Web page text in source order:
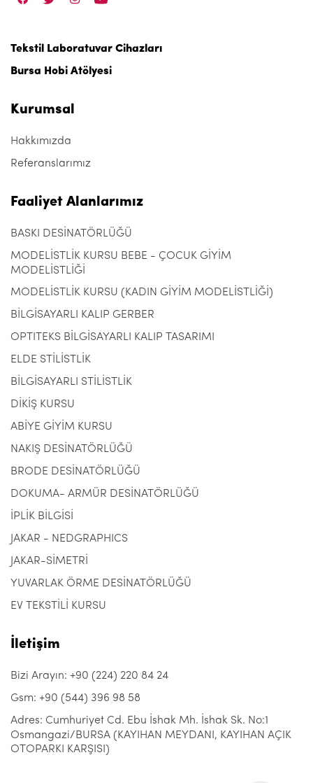
Tekstil Laboratuvar Cihazları
Bursa Hobi Atölyesi
Kurumsal
Hakkımızda
Referanslarımız
Faaliyet Alanlarımız
BASKI DESİNATÖRLÜĞÜ
MODELİSTLİK KURSU BEBE - ÇOCUK GİYİM
MODELİSTLİĞİ
MODELİSTLİK KURSU (KADIN GİYİM MODELİSTLİĞİ)
BİLGİSAYARLI KALIP GERBER
OPTITEKS BİLGİSAYARLI KALIP TASARIMI
ELDE STİLİSTLİK
BİLGİSAYARLI STİLİSTLİK
DİKİŞ KURSU
ABİYE GİYİM KURSU
NAKIŞ DESİNATÖRLÜĞÜ
BRODE DESİNATÖRLÜĞÜ
DOKUMA- ARMÜR DESİNATÖRLÜĞÜ
İPLİK BİLGİSİ
JAKAR - NEDGRAPHICS
JAKAR-SİMETRİ
YUVARLAK ÖRME DESİNATÖRLÜĞÜ
EV TEKSTİLİ KURSU
İletişim
Bizi Arayın: +90 (224) 220 84 24
Gsm: +90 (544) 396 98 58
Adres: Cumhuriyet Cd. Ebu İshak Mh. İshak Sk. No:1
Osmangazi/BURSA (KAYIHAN MEYDANI, KAYIHAN AÇIK
OTOPARKI KARŞISI)